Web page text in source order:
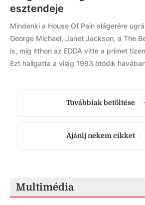
esztendeje
Mindenki a House Of Pain slágerére
George Michael, Janet Jackson, a The
is, míg itthon az EDDA vitte a prímet
Ezt hallgatta a világ 1993 ötödik
Továbbiak betöltése
Ajánlj nekem cikket
Multimédia